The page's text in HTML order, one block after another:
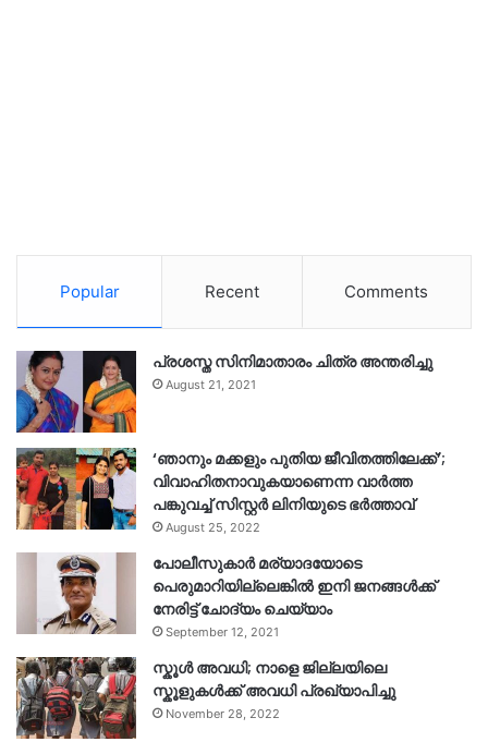
Popular Recent Comments
പ്രശസ്ത സിനിമാതാരം ചിത്ര അന്തരിച്ചു
August 21, 2021
‘ഞാനും മക്കളും പുതിയ ജീവിതത്തിലേക്ക്’;
വിവാഹിതനാവുകയാണെന്ന വാർത്ത
പങ്കുവച്ച് സിസ്റ്റർ ലിനിയുടെ ഭർത്താവ്
August 25, 2022
പോലീസുകാര്‍ മര്യാദയോടെ
പെരുമാറിയില്ലെങ്കില്‍ ഇനി ജനങ്ങള്‍ക്ക്
നേരിട്ട് ചോദ്യം ചെയ്യാം
September 12, 2021
സ്കൂൾ അവധി; നാളെ ജില്ലയിലെ
സ്കൂളുകൾക്ക് അവധി പ്രഖ്യാപിച്ചു
November 28, 2022